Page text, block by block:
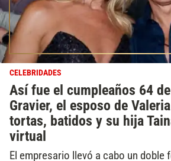
CELEBRIDADES
Así fue el cumpleaños 64
Gravier, el esposo de
tortas, batidos y su hija
virtual
El empresario llevó a cabo un doble